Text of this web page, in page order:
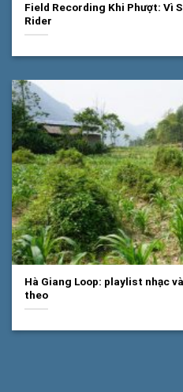
Field Recording Khi Phượt: Vì
Rider
Hà Giang Loop: playlist nhạc
theo